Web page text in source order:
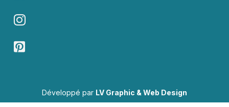
Développé par LV Graphic & Web Design